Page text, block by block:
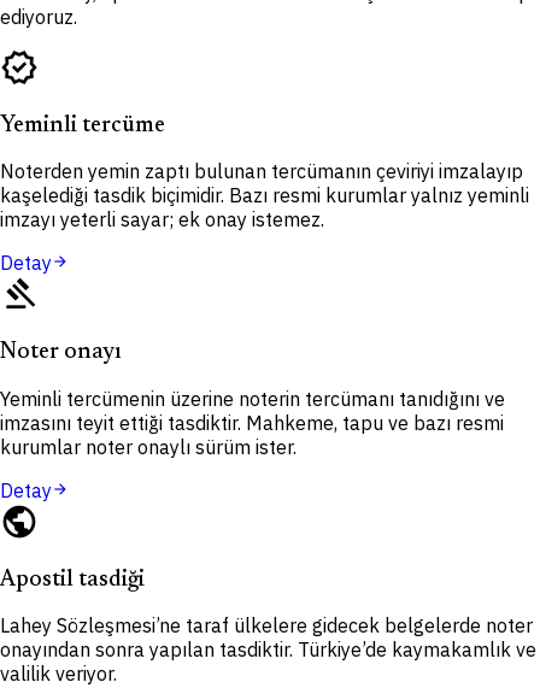
ediyoruz.
verified
Yeminli tercüme
Noterden yemin zaptı bulunan tercümanın çeviriyi imzalayıp
kaşelediği tasdik biçimidir. Bazı resmi kurumlar yalnız yeminli
imzayı yeterli sayar; ek onay istemez.
Detayarrow_forward
gavel
Noter onayı
Yeminli tercümenin üzerine noterin tercümanı tanıdığını ve
imzasını teyit ettiği tasdiktir. Mahkeme, tapu ve bazı resmi
kurumlar noter onaylı sürüm ister.
Detayarrow_forward
public
Apostil tasdiği
Lahey Sözleşmesi’ne taraf ülkelere gidecek belgelerde noter
onayından sonra yapılan tasdiktir. Türkiye’de kaymakamlık ve
valilik veriyor.